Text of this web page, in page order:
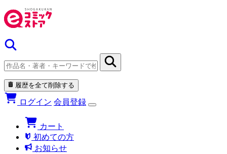
履歴を全て削除する
ログイン 会員登録
カート
初めての方
お知らせ